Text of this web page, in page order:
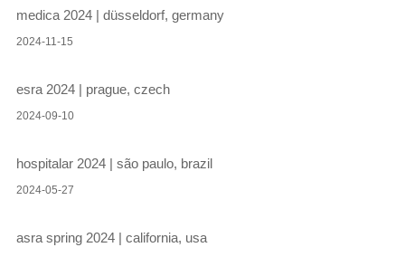
medica 2024 | düsseldorf, germany
2024-11-15
esra 2024 | prague, czech
2024-09-10
hospitalar 2024 | são paulo, brazil
2024-05-27
asra spring 2024 | california, usa